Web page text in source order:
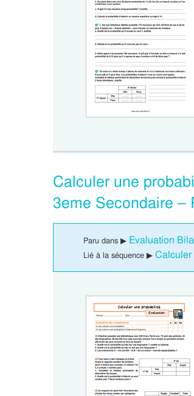
Calculer une
3eme Secondaire –
Paru dans ▶ Evaluation
Lié à la séquence ▶ Calculer